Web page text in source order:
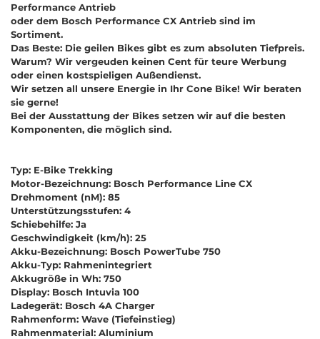
Performance Antrieb
oder dem Bosch Performance CX Antrieb sind im
Sortiment.
Das Beste: Die geilen Bikes gibt es zum absoluten Tiefpreis.
Warum? Wir vergeuden keinen Cent für teure Werbung
oder einen kostspieligen Außendienst.
Wir setzen all unsere Energie in Ihr Cone Bike! Wir beraten
sie gerne!
Bei der Ausstattung der Bikes setzen wir auf die besten
Komponenten, die möglich sind.
Typ: E-Bike Trekking
Motor-Bezeichnung: Bosch Performance Line CX
Drehmoment (nM): 85
Unterstützungsstufen: 4
Schiebehilfe: Ja
Geschwindigkeit (km/h): 25
Akku-Bezeichnung: Bosch PowerTube 750
Akku-Typ: Rahmenintegriert
Akkugröße in Wh: 750
Display: Bosch Intuvia 100
Ladegerät: Bosch 4A Charger
Rahmenform: Wave (Tiefeinstieg)
Rahmenmaterial: Aluminium